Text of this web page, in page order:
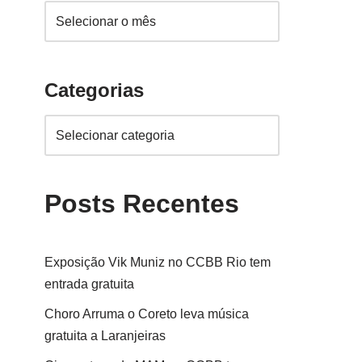
Categorias
Posts Recentes
Exposição Vik Muniz no CCBB Rio tem
entrada gratuita
Choro Arruma o Coreto leva música
gratuita a Laranjeiras